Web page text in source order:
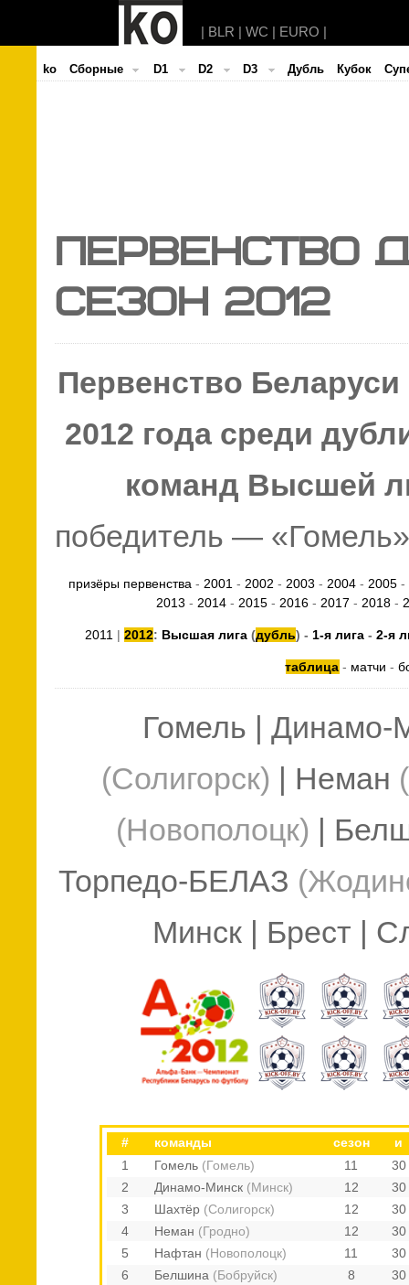
| BLR | WC | EURO |
ko Cборные D1 D2 D3 Дубль Кубок
Первенство
Сезон 2012
Первенство
2012 года среди
команд Высшей
победитель —
призёры первенства - 2001 - 2002 - 2003 - 2004 - 2005 -
2013 - 2014 - 2015 - 2016 - 2017 - 2018 -
2011 | 2012: Высшая лига (дубль) - 1-я лига - 2-я
таблица - матчи -
Гомель | Динамо-
(Солигорск) | Неман
(Новополоцк) |
Торпедо-БЕЛАЗ
Минск | Брест |
# команды сезон
и
1
Гомель (Гомель) 11
30
2
Динамо-Минск (Минск) 12
30
3
Шахтёр (Солигорск) 12
30
4
Неман (Гродно) 12
30
5
Нафтан (Новополоцк) 11
30
6
Белшина (Бобруйск) 8
30